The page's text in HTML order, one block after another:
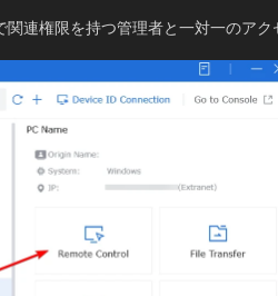
連権限を持つ管理者と一対一のアク